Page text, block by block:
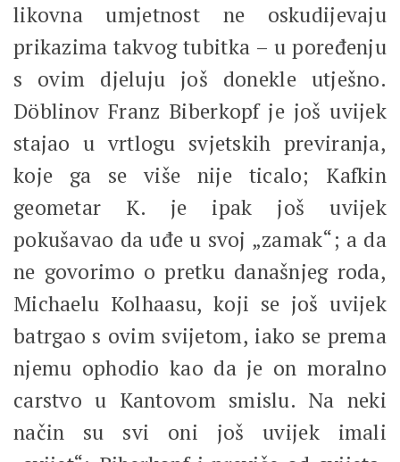
likovna umjetnost ne oskudijevaju
prikazima takvog tubitka – u poređenju
s ovim djeluju još donekle utješno.
Döblinov Franz Biberkopf je još uvijek
stajao u vrtlogu svjetskih previranja,
koje ga se više nije ticalo; Kafkin
geometar K. je ipak još uvijek
pokušavao da uđe u svoj „zamak“; a da
ne govorimo o pretku današnjeg roda,
Michaelu Kolhaasu, koji se još uvijek
batrgao s ovim svijetom, iako se prema
njemu ophodio kao da je on moralno
carstvo u Kantovom smislu. Na neki
način su svi oni još uvijek imali